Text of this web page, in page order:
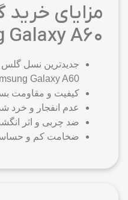
مزایای
Galaxy A60
جدیدترین نسل گلس
Galaxy A60
کیفیت و مقاومت
عدم انفجار و خرد
ضد چربی و اثر
ضخامت کم و